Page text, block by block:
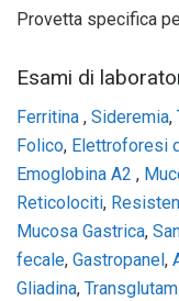
Provetta specifica
Esami di
Ferritina , Sideremia,
Folico, Elettroforesi
Emoglobina A2 ,
Reticolociti,
Mucosa Gastrica,
fecale, Gastropanel ,
Gliadina,